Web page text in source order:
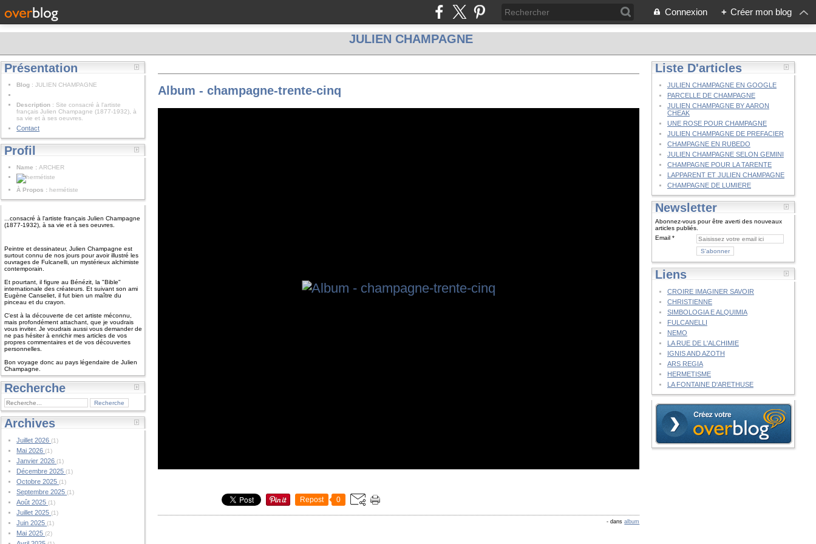
Connexion + Créer mon blog
JULIEN CHAMPAGNE
Présentation
Blog : JULIEN CHAMPAGNE
Description : Site consacré à l'artiste
français Julien Champagne (1877-1932), à
sa vie et à ses oeuvres.
Contact
Profil
Name :ARCHER
À Propos : hermétiste
...consacré à l'artiste français Julien Champagne
(1877-1932), à sa vie et à ses oeuvres.
Peintre et dessinateur, Julien Champagne est
surtout connu de nos jours pour avoir illustré les
ouvrages de Fulcanelli, un mystérieux alchimiste
contemporain.
Et pourtant, il figure au Bénézit, la "Bible"
internationale des créateurs. Et suivant son ami
Eugène Canseliet, il fut bien un maître du
pinceau et du crayon.
C'est à la découverte de cet artiste méconnu,
mais profondément attachant, que je voudrais
vous inviter. Je voudrais aussi vous demander de
ne pas hésiter à enrichir mes articles de vos
propres commentaires et de vos découvertes
personnelles.
Bon voyage donc au pays légendaire de Julien
Champagne.
Recherche
Archives
Juillet 2026(1)
Mai 2026(1)
Janvier 2026(1)
Décembre 2025(1)
Octobre 2025(1)
Septembre 2025(1)
Août 2025(1)
Juillet 2025(1)
Juin 2025(1)
Mai 2025(2)
Album - champagne-trente-cinq
Repost 0
- dansalbum
Liste D'articles
JULIEN CHAMPAGNE EN GOOGLE
PARCELLE DE CHAMPAGNE
JULIEN CHAMPAGNE BY AARON
CHEAK
UNE ROSE POUR CHAMPAGNE
JULIEN CHAMPAGNE DE PREFACIER
CHAMPAGNE EN RUBEDO
JULIEN CHAMPAGNE SELON GEMINI
CHAMPAGNE POUR LA TARENTE
LAPPARENT ET JULIEN CHAMPAGNE
CHAMPAGNE DE LUMIERE
Newsletter
Abonnez-vous pour être averti des nouveaux
articles publiés.
Email
Liens
CROIRE IMAGINER SAVOIR
CHRISTIENNE
SIMBOLOGIA E ALQUIMIA
FULCANELLI
NEMO
LA RUE DE L'ALCHIMIE
IGNIS AND AZOTH
ARS REGIA
HERMETISME
LA FONTAINE D'ARETHUSE